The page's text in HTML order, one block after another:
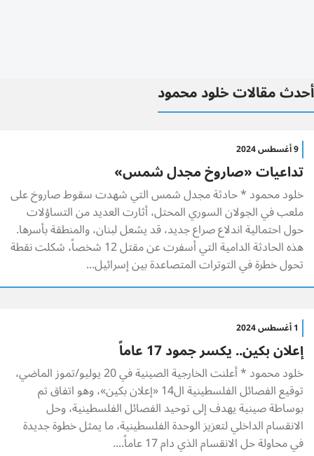
أحدث مقالات خلود محمود
9 أغسطس 2024
تداعيات «صاروخ مجدل شمس»
خلود محمود * حادثة مجدل شمس التي شهدت سقوط صاروخ على
ملعب في الجولان السوري المحتل، أثارت العديد من التساؤلات
حول احتمالية اندلاع صراع جديد، قد يشعل لبنان، والمنطقة بأسرها.
هذه الحادثة الدامية التي أسفرت عن مقتل 12 شخصاً، شكلت نقطة
تحول خطرة في التوترات المتصاعدة بين إسرائيل...
1 أغسطس 2024
إعلان بكين.. يكسر جمود 17 عاماً
خلود محمود * أعلنت الخارجية الصينية في 20 يوليو/تموز الماضي،
توقيع الفصائل الفلسطينية ال14 «إعلان بكين»، وهو اتفاق تم
بوساطة صينية يهدف إلى توحيد الفصائل الفلسطينية، وحل
الانقسام الداخلي لتعزيز الوحدة الفلسطينية، ما يمثل خطوة جديدة
في محاولة حل الانقسام الذي دام 17 عاماً....